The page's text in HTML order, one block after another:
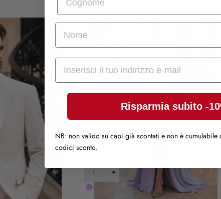
LILLA
nome
Mail
Risparmia subito -
NB: non valido su capi già scontati e non è
codici sconto.